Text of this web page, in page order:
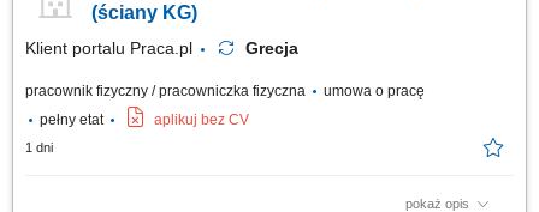
przy rozkładaniu i profilowaniu mieszanek mineralno-asfaltowych.
(ściany KG)
Klient portalu Praca.pl Grecja
pracownik fizyczny / pracowniczka fizyczna
umowa o pracę
pełny etat
aplikuj bez CV
1 dni
pokaż opis